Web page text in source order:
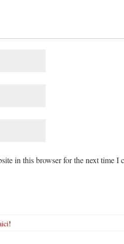
in this browser for the next time I
!